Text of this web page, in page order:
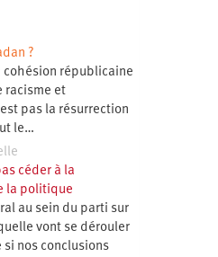
?
cohésion républicaine
racisme et
pas la résurrection
le…
céder à la
la politique
au sein du parti sur
vont se dérouler
nos conclusions